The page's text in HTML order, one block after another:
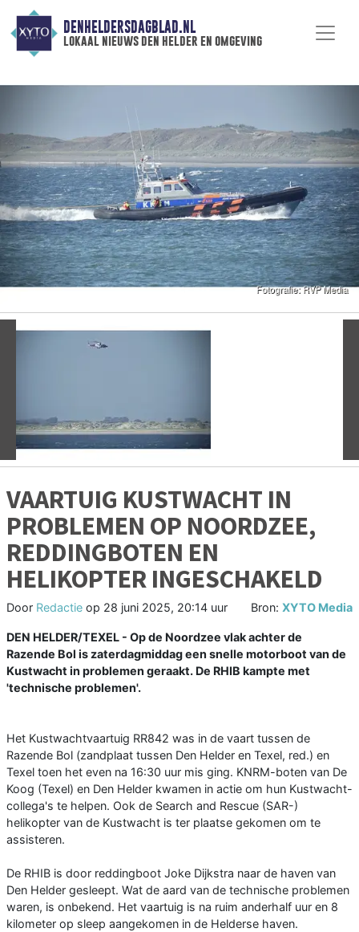
DENHELDERSDAGBLAD.NL
lokaal nieuws den helder en omgeving
VAARTUIG KUSTWACHT IN
PROBLEMEN OP NOORDZEE,
REDDINGBOTEN EN
HELIKOPTER INGESCHAKELD
Door Redactie op 28 juni 2025, 20:14 uur Bron: XYTO Media
DEN HELDER/TEXEL - Op de Noordzee vlak achter de
Razende Bol is zaterdagmiddag een snelle motorboot van de
Kustwacht in problemen geraakt. De RHIB kampte met
'technische problemen'.
Het Kustwachtvaartuig RR842 was in de vaart tussen de
Razende Bol (zandplaat tussen Den Helder en Texel, red.) en
Texel toen het even na 16:30 uur mis ging. KNRM-boten van De
Koog (Texel) en Den Helder kwamen in actie om hun Kustwacht-
collega's te helpen. Ook de Search and Rescue (SAR-)
helikopter van de Kustwacht is ter plaatse gekomen om te
assisteren.
De RHIB is door reddingboot Joke Dijkstra naar de haven van
Den Helder gesleept. Wat de aard van de technische problemen
waren, is onbekend. Het vaartuig is na ruim anderhalf uur en 8
kilometer op sleep aangekomen in de Helderse haven.